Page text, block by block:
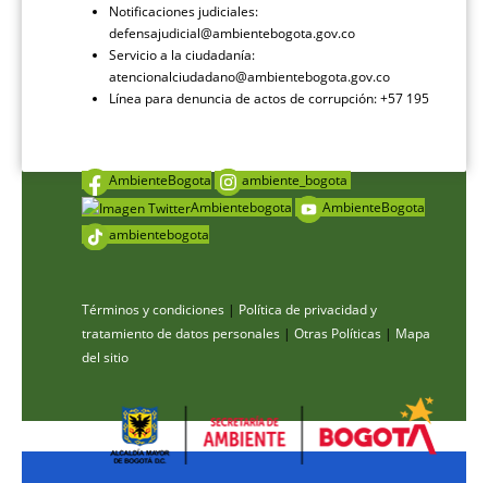
Notificaciones judiciales:
defensajudicial@ambientebogota.gov.co
Servicio a la ciudadanía:
atencionalciudadano@ambientebogota.gov.co
Línea para denuncia de actos de corrupción: +57 195
AmbienteBogota
ambiente_bogota
Ambientebogota
AmbienteBogota
ambientebogota
Términos y condiciones | Política de privacidad y
tratamiento de datos personales | Otras Políticas | Mapa
del sitio